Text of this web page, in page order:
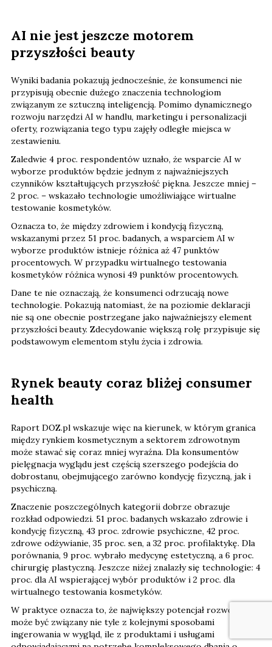
AI nie jest jeszcze motorem
przyszłości beauty
Wyniki badania pokazują jednocześnie, że konsumenci nie
przypisują obecnie dużego znaczenia technologiom
związanym ze sztuczną inteligencją. Pomimo dynamicznego
rozwoju narzędzi AI w handlu, marketingu i personalizacji
oferty, rozwiązania tego typu zajęły odległe miejsca w
zestawieniu.
Zaledwie 4 proc. respondentów uznało, że wsparcie AI w
wyborze produktów będzie jednym z najważniejszych
czynników kształtujących przyszłość piękna. Jeszcze mniej –
2 proc. – wskazało technologie umożliwiające wirtualne
testowanie kosmetyków.
Oznacza to, że między zdrowiem i kondycją fizyczną,
wskazanymi przez 51 proc. badanych, a wsparciem AI w
wyborze produktów istnieje różnica aż 47 punktów
procentowych. W przypadku wirtualnego testowania
kosmetyków różnica wynosi 49 punktów procentowych.
Dane te nie oznaczają, że konsumenci odrzucają nowe
technologie. Pokazują natomiast, że na poziomie deklaracji
nie są one obecnie postrzegane jako najważniejszy element
przyszłości beauty. Zdecydowanie większą rolę przypisuje się
podstawowym elementom stylu życia i zdrowia.
Rynek beauty coraz bliżej consumer
health
Raport DOZ.pl wskazuje więc na kierunek, w którym granica
między rynkiem kosmetycznym a sektorem zdrowotnym
może stawać się coraz mniej wyraźna. Dla konsumentów
pielęgnacja wyglądu jest częścią szerszego podejścia do
dobrostanu, obejmującego zarówno kondycję fizyczną, jak i
psychiczną.
Znaczenie poszczególnych kategorii dobrze obrazuje
rozkład odpowiedzi. 51 proc. badanych wskazało zdrowie i
kondycję fizyczną, 43 proc. zdrowie psychiczne, 42 proc.
zdrowe odżywianie, 35 proc. sen, a 32 proc. profilaktykę. Dla
porównania, 9 proc. wybrało medycynę estetyczną, a 6 proc.
chirurgię plastyczną. Jeszcze niżej znalazły się technologie: 4
proc. dla AI wspierającej wybór produktów i 2 proc. dla
wirtualnego testowania kosmetyków.
W praktyce oznacza to, że największy potencjał rozwoju
może być związany nie tyle z kolejnymi sposobami
ingerowania w wygląd, ile z produktami i usługami